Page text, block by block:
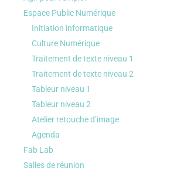
Espace Public Numérique
Initiation informatique
Culture Numérique
Traitement de texte niveau 1
Traitement de texte niveau 2
Tableur niveau 1
Tableur niveau 2
Atelier retouche d’image
Agenda
Fab Lab
Salles de réunion